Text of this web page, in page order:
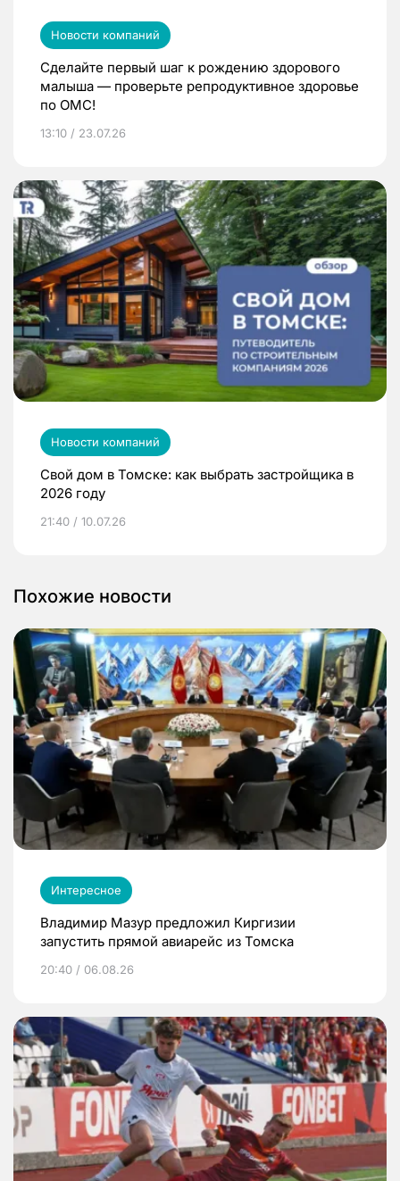
Новости компаний
Сделайте первый шаг к рождению здорового
малыша — проверьте репродуктивное здоровье
по ОМС!
13:10 / 23.07.26
Новости компаний
Свой дом в Томске: как выбрать застройщика в
2026 году
21:40 / 10.07.26
Похожие новости
Интересное
Владимир Мазур предложил Киргизии
запустить прямой авиарейс из Томска
20:40 / 06.08.26